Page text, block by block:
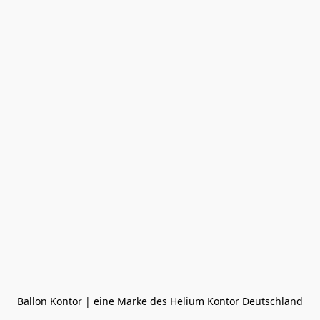
Ballon Kontor | eine Marke des Helium Kontor Deutschland